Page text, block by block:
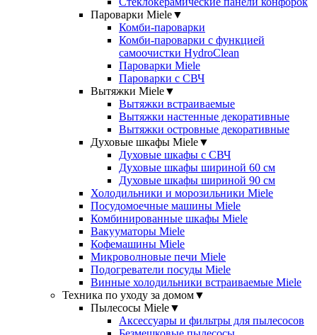
Пароварки Miele▼
Комби-пароварки
Комби-пароварки с функцией
самоочистки HydroClean
Пароварки Miele
Пароварки с СВЧ
Вытяжки Miele▼
Вытяжки встраиваемые
Вытяжки настенные декоративные
Вытяжки островные декоративные
Духовые шкафы Miele▼
Духовые шкафы с СВЧ
Духовые шкафы шириной 60 см
Духовые шкафы шириной 90 см
Холодильники и морозильники Miele
Посудомоечные машины Miele
Комбинированные шкафы Miele
Вакууматоры Miele
Кофемашины Miele
Микроволновые печи Miele
Подогреватели посуды Miele
Винные холодильники встраиваемые Miele
Техника по уходу за домом▼
Пылесосы Miele▼
Аксессуары и фильтры для пылесосов